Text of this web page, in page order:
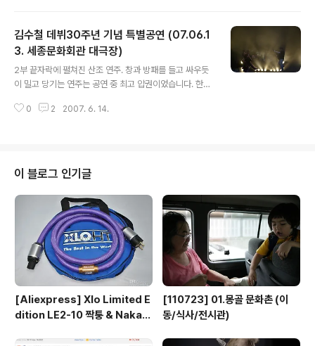
김수철 데뷔30주년 기념 특별공연 (07.06.1
3. 세종문화회관 대극장)
2부 끝자락에 펼쳐진 산조 연주. 창과 방패를 들고 싸우듯
이 밀고 당기는 연주는 공연 중 최고 압권이었습니다. 한선
리고 싶은 사진 몇 장만 등록합니다.
0 2 2007. 6. 14.
이 블로그 인기글
[Aliexpress] Xlo Limited E
dition LE2-10 짝퉁 & Nakam
[110723] 01.몽골 문화촌 (이
동/식사/전시관)